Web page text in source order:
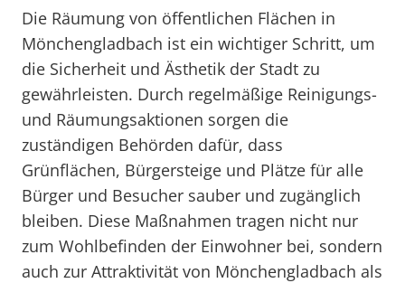
Die Räumung von öffentlichen Flächen in
Mönchengladbach ist ein wichtiger Schritt, um
die Sicherheit und Ästhetik der Stadt zu
gewährleisten. Durch regelmäßige Reinigungs-
und Räumungsaktionen sorgen die
zuständigen Behörden dafür, dass
Grünflächen, Bürgersteige und Plätze für alle
Bürger und Besucher sauber und zugänglich
bleiben. Diese Maßnahmen tragen nicht nur
zum Wohlbefinden der Einwohner bei, sondern
auch zur Attraktivität von Mönchengladbach als